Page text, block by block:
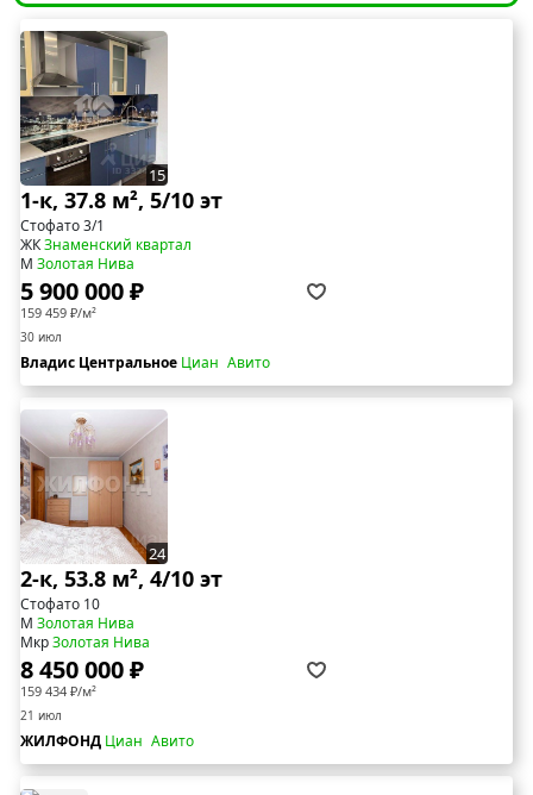
15
1-к, 37.8 м², 5/10 эт
Стофато 3/1
ЖКЗнаменский квартал
М Золотая Нива
5 900 000 ₽
159 459 ₽/м²
30 июл
Владис Центральное Циан Авито
24
2-к, 53.8 м², 4/10 эт
Стофато 10
М Золотая Нива
МкрЗолотая Нива
8 450 000 ₽
159 434 ₽/м²
21 июл
ЖИЛФОНД Циан Авито